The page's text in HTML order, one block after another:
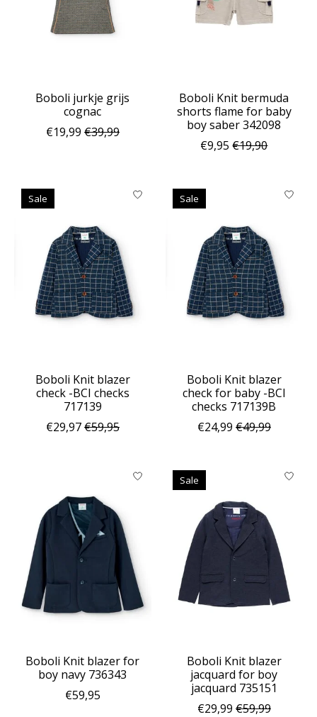
Boboli jurkje grijs
cognac
€19,99 €39,99
Boboli Knit bermuda
shorts flame for baby
boy saber 342098
€9,95 €19,90
Sale
Boboli Knit blazer
check -BCI checks
717139
€29,97€59,95
Sale
Boboli Knit blazer
check for baby -BCI
checks 717139B
€24,99 €49,99
Boboli Knit blazer for
boy navy 736343
€59,95
Sale
Boboli Knit blazer
jacquard for boy
jacquard 735151
€29,99 €59,99